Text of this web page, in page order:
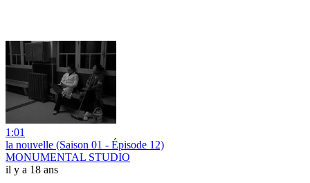
1:01
la nouvelle (Saison 01 - Épisode 12)
MONUMENTAL STUDIO
il y a 18 ans